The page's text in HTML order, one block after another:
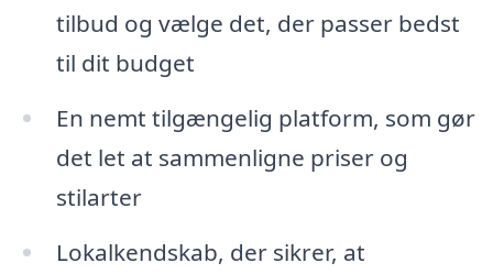
tilbud og vælge det, der passer bedst
til dit budget
En nemt tilgængelig platform, som gør
det let at sammenligne priser og
stilarter
Lokalkendskab, der sikrer, at